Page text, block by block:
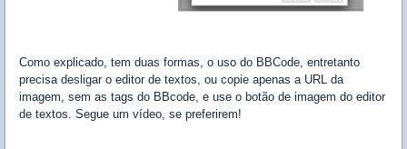
Como explicado, tem duas formas, o uso do BBCode, entretanto
precisa desligar o editor de textos, ou copie apenas a URL da
imagem, sem as tags do BBcode, e use o botão de imagem do editor
de textos. Segue um vídeo, se preferirem!